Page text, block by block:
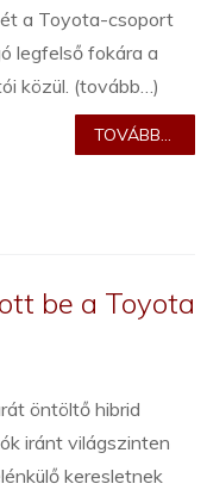
a Toyota-csoport
legfelső fokára a
közül. (tovább…)
TOVÁBB...
be a Toyota
öntöltő hibrid
iránt világszinten
keresletnek